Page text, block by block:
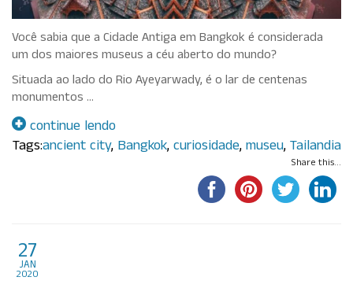
Você sabia que a Cidade Antiga em Bangkok é considerada
um dos maiores museus a céu aberto do mundo?
Situada ao lado do Rio Ayeyarwady, é o lar de centenas
monumentos …
continue lendo
Tags:ancient city, Bangkok, curiosidade, museu, Tailandia
Share this...
27
jan
2020